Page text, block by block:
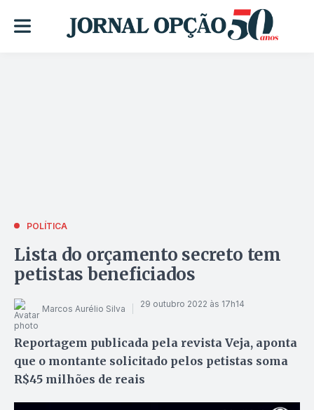
POLÍTICA
Lista do orçamento secreto tem
petistas beneficiados
Marcos Aurélio Silva 29 outubro 2022 às 17h14
Reportagem publicada pela revista Veja, aponta
que o montante solicitado pelos petistas soma
R$45 milhões de reais